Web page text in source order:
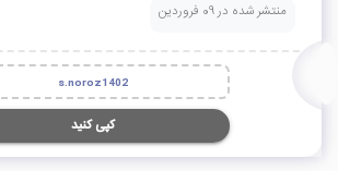
منتشر شده در 09 فروردین
s.noroz1402
کپی کنید